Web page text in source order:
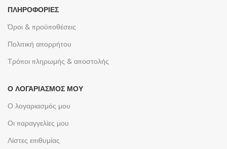
ΠΛΗΡΟΦΟΡΊΕΣ
Όροι & προϋποθέσεις
Πολιτική απορρήτου
Τρόποι πληρωμής & αποστολής
Ο ΛΟΓΑΡΙΑΣΜΌΣ ΜΟΥ
Ο λογαριασμός μου
Οι παραγγελίες μου
Λίστες επιθυμίας